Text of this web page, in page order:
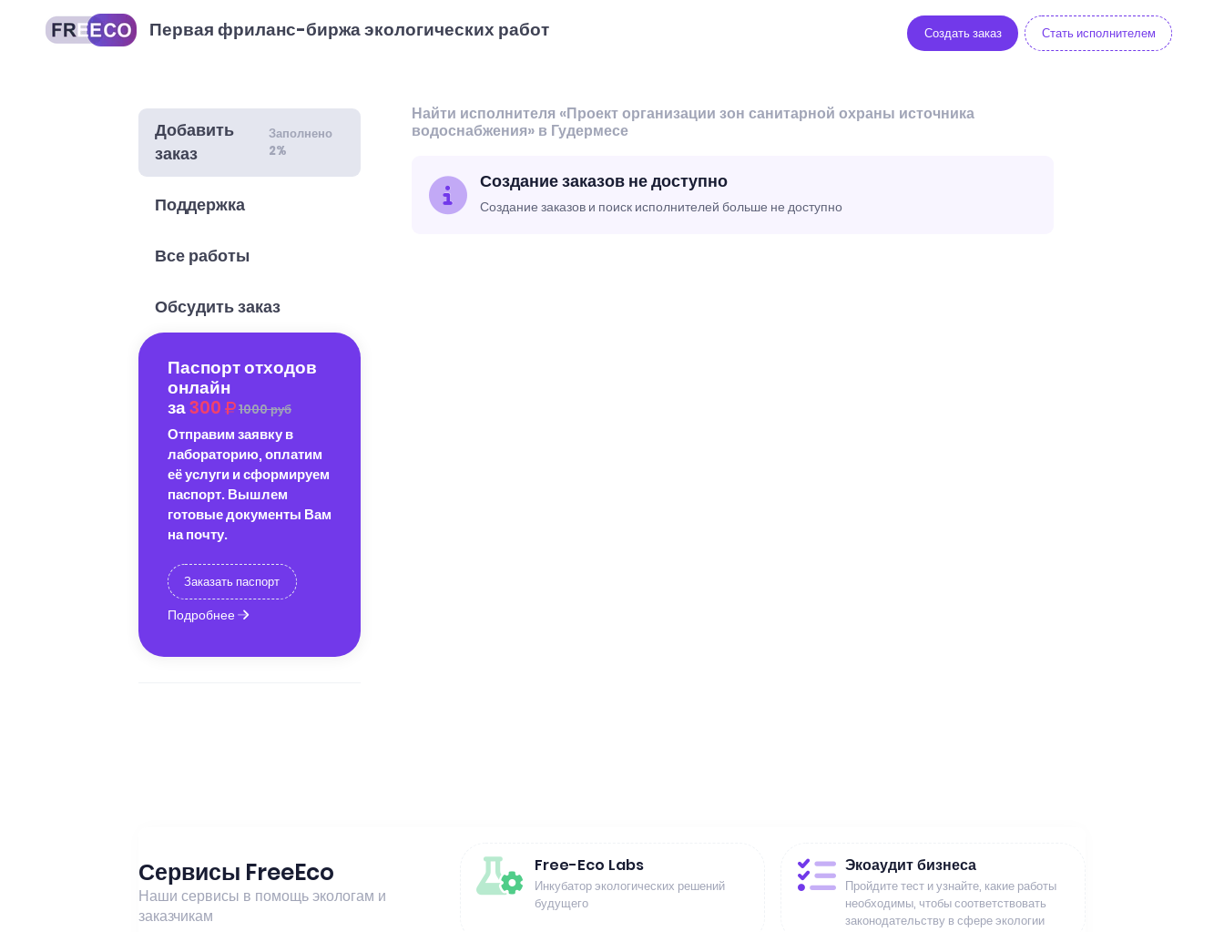
Первая фриланс-биржа экологических работ Создать заказ Стать исполнителем
Добавить
заказ
Заполнено
2%
Поддержка
Все работы
Обсудить заказ
Паспорт отходов
онлайн
за300 1000 руб
Отправим заявку в
лабораторию, оплатим
её услуги и сформируем
паспорт. Вышлем
готовые документы Вам
на почту.
Заказать паспорт
Подробнее
Найти исполнителя «Проект организации зон санитарной охраны источника
водоснабжения» в Гудермесе
Создание заказов не доступно
Создание заказов и поиск исполнителей больше не доступно
Сервисы FreeEco
Наши сервисы в помощь экологам и
заказчикам
Free-Eco Labs
Инкубатор экологических решений
будущего
Экоаудит бизнеса
Пройдите тест и узнайте, какие работы
необходимы, чтобы соответствовать
законодательству в сфере экологии